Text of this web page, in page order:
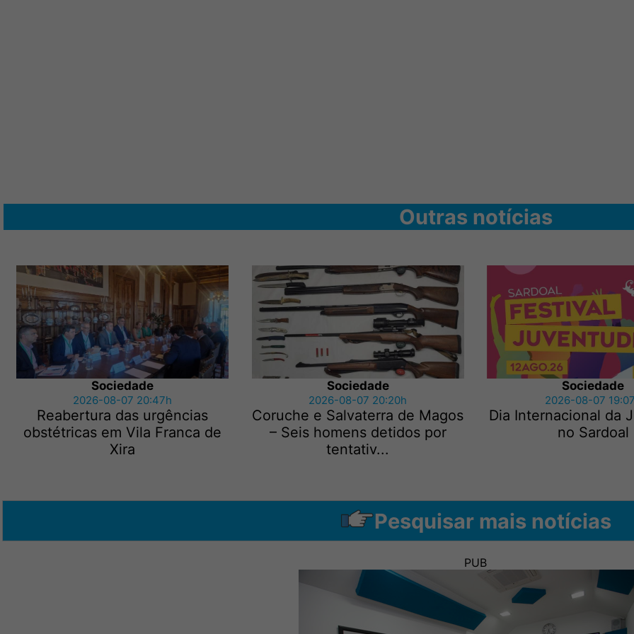
Outras notícias
Sociedade
2026-08-07 20:47h
Reabertura das urgências
obstétricas em Vila Franca de
Xira
Sociedade
2026-08-07 20:20h
Coruche e Salvaterra de Magos
– Seis homens detidos por
tentativ...
Sociedade
2026-08-07
Dia Internacional da
no Sardoal
Pesquisar mais notícias
PUB